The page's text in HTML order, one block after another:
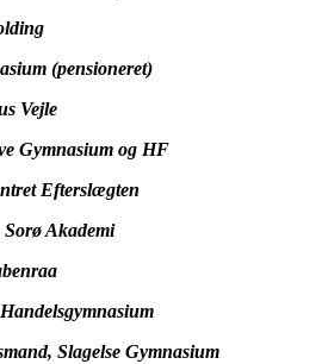
(­pensioneret)
Vejle
Gymnasium og HF
Efterslægten
Sorø Akademi
Slagelse Gymnasium